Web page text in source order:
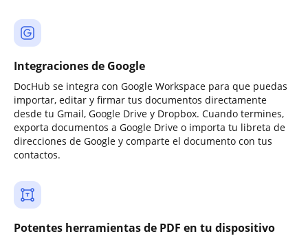
Integraciones de Google
DocHub se integra con Google Workspace para que puedas
importar, editar y firmar tus documentos directamente
desde tu Gmail, Google Drive y Dropbox. Cuando termines,
exporta documentos a Google Drive o importa tu libreta de
direcciones de Google y comparte el documento con tus
contactos.
Potentes herramientas de PDF en tu dispositivo